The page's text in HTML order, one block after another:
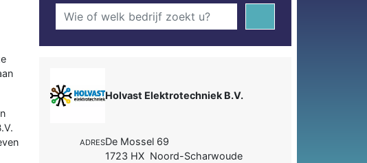
Holvast Elektrotechniek B.V.
ADRESDe Mossel 69
1723 HX Noord-Scharwoude